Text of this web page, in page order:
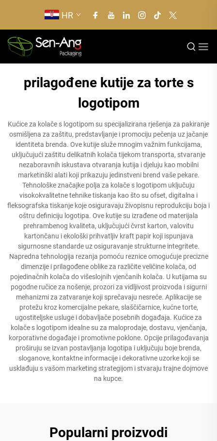
HR
prilagođene kutije za torte s
logotipom
Kućice za kolače s logotipom su specijalizirana rješenja za pakiranje
osmišljena za zaštitu, predstavljanje i promociju pečenja uz jačanje
identiteta brenda. Ove kutije služe mnogim važnim funkcijama,
uključujući zaštitu delikatnih kolača tijekom transporta, stvaranje
nezaboravnih iskustava otvaranja kutija i djeluju kao mobilni
marketinški alati koji prikazuju jedinstveni brend vaše pekare.
Tehnološke značajke polja za kolače s logotipom uključuju
visokokvalitetne tehnike tiskanja kao što su ofset, digitalna i
fleksografska tiskanje koje osiguravaju živopisnu reprodukciju boja i
oštru definiciju logotipa. Ove kutije su izrađene od materijala
prehrambenog kvaliteta, uključujući čvrst karton, valovitu
kartončanu i ekološki prihvatljiv kraft papir koji ispunjava
sigurnosne standarde uz osiguravanje strukturne integritete.
Napredna tehnologija rezanja pomoću reznice omogućuje precizne
dimenzije i prilagođene oblike za različite veličine kolača, od
pojedinačnih kolača do višeslojnih vjenčanih kolača. U kutijama su
pogodne ručice za nošenje, prozori za vidljivost proizvoda i sigurni
mehanizmi za zatvaranje koji sprečavaju nesreće. Aplikacije se
protežu kroz komercijalne pekare, slaščičarnice, kućne torte,
ugostiteljske usluge i dobavljače posebnih događaja. Kućice za
kolače s logotipom idealne su za maloprodaje, dostavu, vjenčanja,
korporativne događaje i promotivne poklone. Opcije prilagođavanja
proširuju se izvan postavljanja logotipa i uključuju boje brenda,
sloganove, kontaktne informacije i dekorativne uzorke koji se
usklađuju s vašom marketing strategijom i stvaraju trajne dojmove
na kupce.
Popularni proizvodi